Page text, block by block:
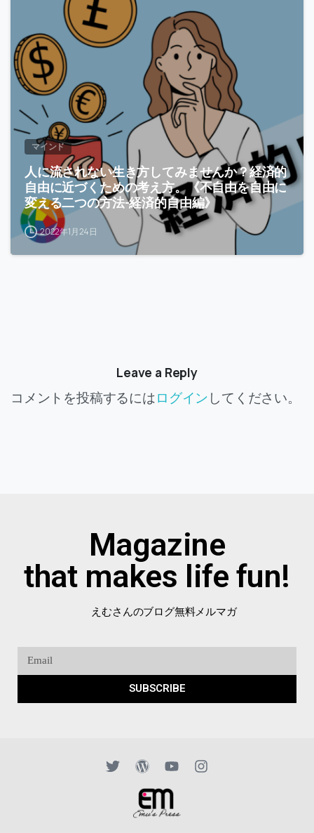
マインド
人に流されない生き方してみませんか？経済的
自由に近づくための考え方。《不自由を自由に
変える二つの方法-経済的自由編》
2022年1月24日
Leave a Reply
コメントを投稿するにはログインしてください。
Magazine
that makes life fun!
えむさんのブログ無料メルマガ
SUBSCRIBE